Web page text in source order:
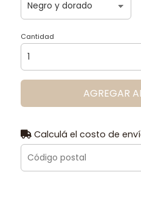
Cantidad
AGREGAR
Calculá el costo de